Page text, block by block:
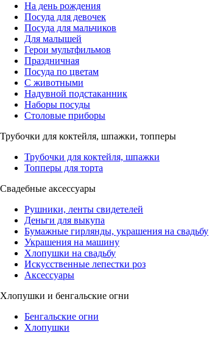
На день рождения
Посуда для девочек
Посуда для мальчиков
Для малышей
Герои мультфильмов
Праздничная
Посуда по цветам
С животными
Надувной подстаканник
Наборы посуды
Столовые приборы
Трубочки для коктейля, шпажки, топперы
Трубочки для коктейля, шпажки
Топперы для торта
Свадебные аксессуары
Рушники, ленты свидетелей
Деньги для выкупа
Бумажные гирлянды, украшения на свадьбу
Украшения на машину
Хлопушки на свадьбу
Искусственные лепестки роз
Аксессуары
Хлопушки и бенгальские огни
Бенгальские огни
Хлопушки